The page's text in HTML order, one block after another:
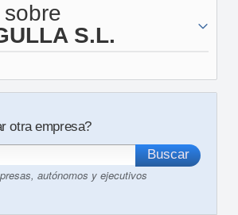
S.L.
otra empresa?
autónomos y ejecutivos